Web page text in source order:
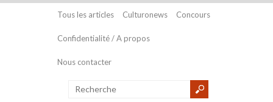
Tous les articles Culturonews Concours
Confidentialité / A propos
Nous contacter